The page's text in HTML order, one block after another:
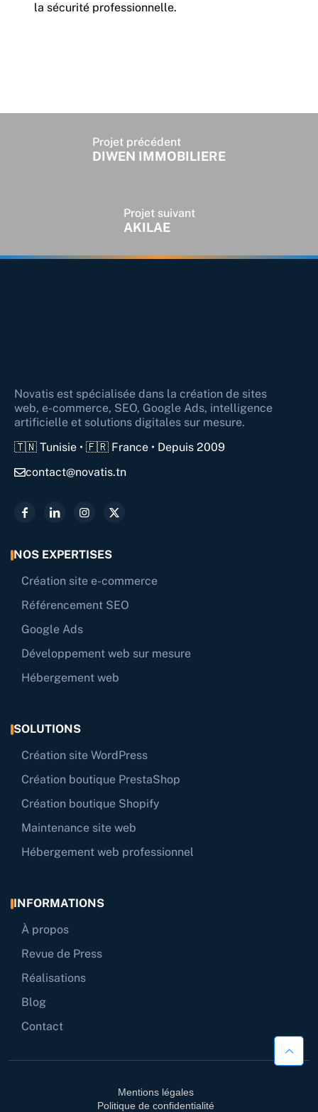
la sécurité professionnelle.
Projet précédent
DIWEN IMMOBILIERE
Projet suivant
AKILAE
Novatis est spécialisée dans la création de sites
web, e-commerce, SEO, Google Ads, intelligence
artificielle et solutions digitales sur mesure.
🇹🇳 Tunisie • 🇫🇷 France • Depuis 2009
contact@novatis.tn
NOS EXPERTISES
Création site e-commerce
Référencement SEO
Google Ads
Développement web sur mesure
Hébergement web
SOLUTIONS
Création site WordPress
Création boutique PrestaShop
Création boutique Shopify
Maintenance site web
Hébergement web professionnel
INFORMATIONS
À propos
Revue de Press
Réalisations
Blog
Contact
Mentions légales
Politique de confidentialité